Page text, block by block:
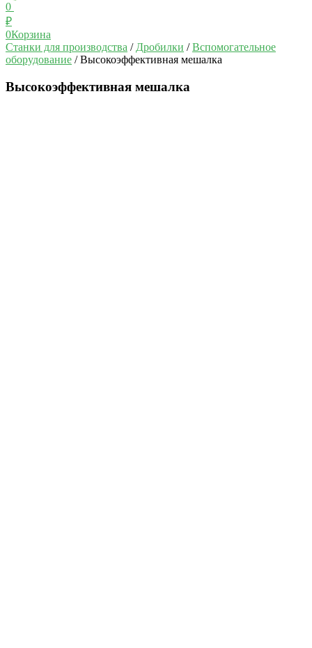
0
₽
0Корзина
Станки для производства / Дробилки /Вспомогательное
оборудование / Высокоэффективная мешалка
Высокоэффективная мешалка